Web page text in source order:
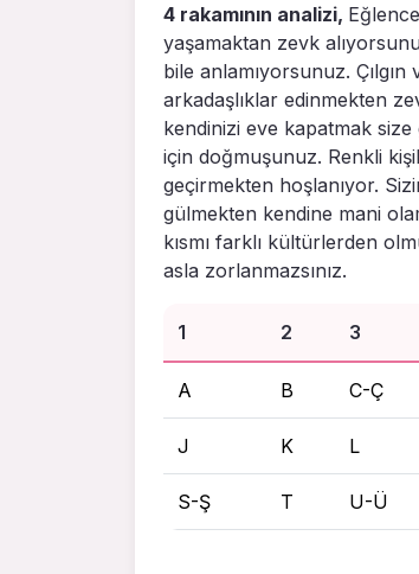
4 rakamının analizi,
yaşamaktan zevk
bile anlamıyorsunuz.
arkadaşlıklar edinmekten
kendinizi eve kapatmak
için doğmuşunuz. Renkli
geçirmekten hoşlanıyor.
gülmekten kendine mani
kısmı farklı kültürlerden
asla zorlanmazsınız.
1 2 3
A B C-Ç
J K L
S-Ş T U-Ü